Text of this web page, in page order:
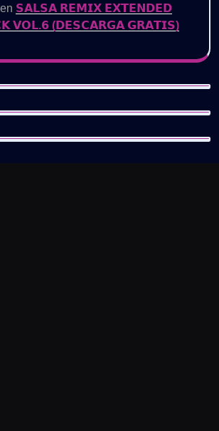
en 𝗦𝗔𝗟𝗦𝗔 𝗥𝗘𝗠𝗜𝗫 𝗘𝗫𝗧𝗘𝗡𝗗𝗘𝗗
𝗩𝗢𝗟.𝟲 (𝗗𝗘𝗦𝗖𝗔𝗥𝗚𝗔 𝗚𝗥𝗔𝗧𝗜𝗦)